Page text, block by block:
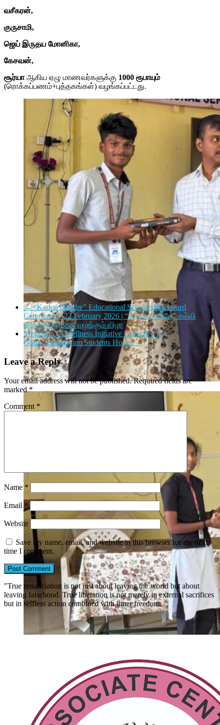
வசீகரன்,
குருசாமி,
ஜெய் இருதய மோனிகா,
கேசவன்,
சூர்யாஆகிய ஏழு மாணவர்களுக்கு 1000 ரூபாயும்
(ரொக்கப்பணம்+புத்தகங்கள்) வழங்கப்பட்டது.
←“Karkai Nandre” Educational Scholarship Award
Ceremony – 22 February 2026 | “கற்கை நன்றே” கல்வி
ஊக்கத்தொகை வழங்கும் விழா
Meinalam: A Wellness Initiative Launched in
Gobichettipalayam Students Hostel→
Leave a Reply
Your email address will not be published. Required fields are
marked*
Comment *
Name *
Email *
Website
Save my name, email, and website in this browser for the next
time I comment.
"True renunciation is not just about leaving the world but about
leaving falsehood. True liberation is not merely in external sacrifices
but in selfless action combined with inner freedom.